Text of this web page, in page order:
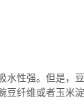
水性强。但是，
豆纤维或者玉米